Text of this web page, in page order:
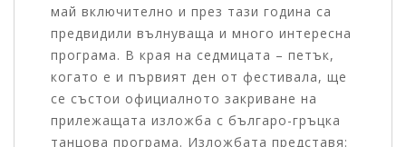
май включително и през тази година са
предвидили вълнуваща и много интересна
програма. В края на седмицата – петък,
когато е и първият ден от фестивала, ще
се състои официалното закриване на
прилежащата изложба с българо-гръцка
танцова програма. Изложбата представя: